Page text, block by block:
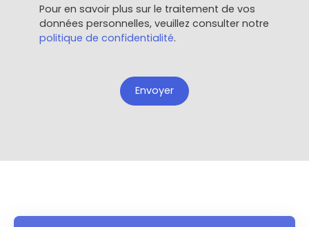
Pour en savoir plus sur le traitement de vos
données personnelles, veuillez consulter notre
politique de confidentialité.
Envoyer